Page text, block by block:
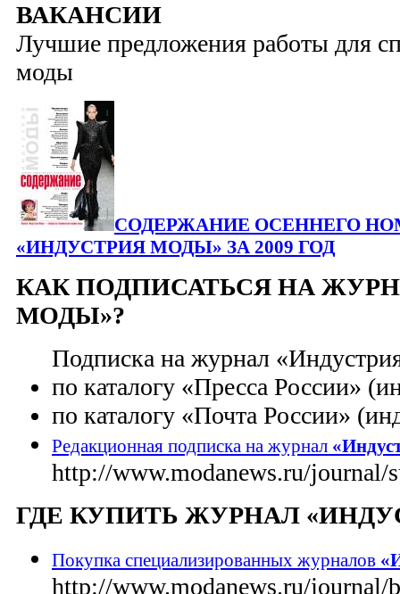
ВАКАНСИИ
Лучшие предложения работы для
моды
СОДЕРЖАНИЕ ОСЕННЕГО
«ИНДУСТРИЯ МОДЫ» ЗА 2009 ГОД
КАК ПОДПИСАТЬСЯ НА
МОДЫ»?
Подписка на журнал
по каталогу «Пресса России»
по каталогу «Почта России»
Редакционная подписка на журнал
http://www.modanews.ru/journal/
ГДЕ КУПИТЬ ЖУРНАЛ
Покупка специализированных журналов
http://www.modanews.ru/journal/